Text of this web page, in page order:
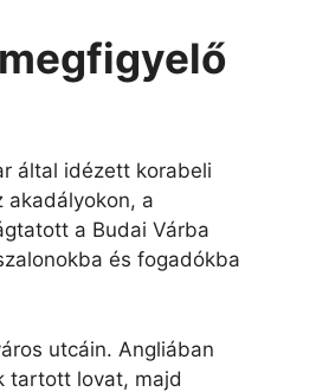
által idézett korabeli
akadályokon, a
a Budai Várba
és fogadókba
utcáin. Angliában
tartott lovat, majd